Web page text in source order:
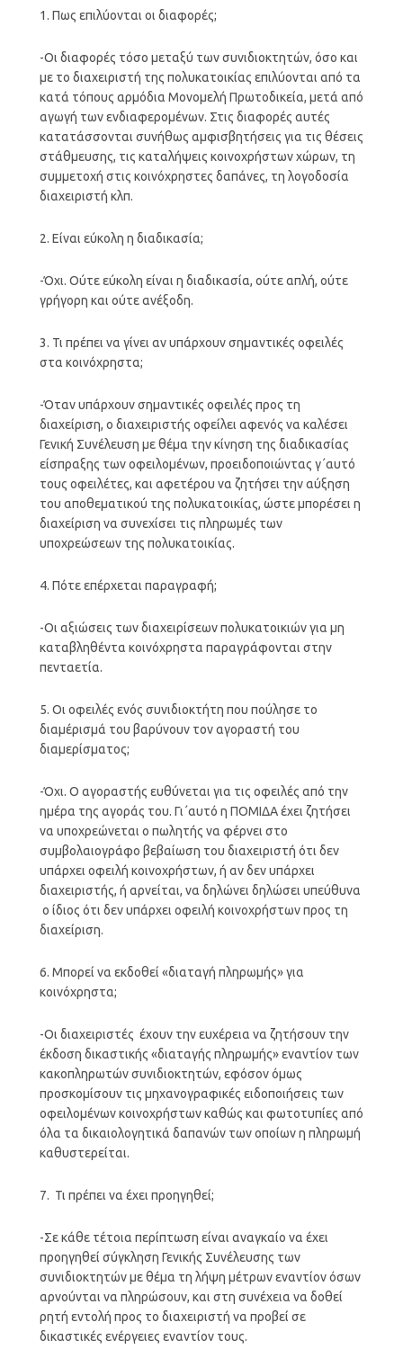
1. Πως επιλύονται οι διαφορές;
-Οι διαφορές τόσο μεταξύ των συνιδιοκτητών, όσο και
με το διαχειριστή της πολυκατοικίας επιλύονται από τα
κατά τόπους αρμόδια Μονομελή Πρωτοδικεία, μετά από
αγωγή των ενδιαφερομένων. Στις διαφορές αυτές
κατατάσσονται συνήθως αμφισβητήσεις για τις θέσεις
στάθμευσης, τις καταλήψεις κοινοχρήστων χώρων, τη
συμμετοχή στις κοινόχρηστες δαπάνες, τη λογοδοσία
διαχειριστή κλπ.
2. Είναι εύκολη η διαδικασία;
-Όχι. Ούτε εύκολη είναι η διαδικασία, ούτε απλή, ούτε
γρήγορη και ούτε ανέξοδη.
3. Τι πρέπει να γίνει αν υπάρχουν σημαντικές οφειλές
στα κοινόχρηστα;
-Όταν υπάρχουν σημαντικές οφειλές προς τη
διαχείριση, ο διαχειριστής οφείλει αφενός να καλέσει
Γενική Συνέλευση με θέμα την κίνηση της διαδικασίας
είσπραξης των οφειλομένων, προειδοποιώντας γ΄αυτό
τους οφειλέτες, και αφετέρου να ζητήσει την αύξηση
του αποθεματικού της πολυκατοικίας, ώστε μπορέσει η
διαχείριση να συνεχίσει τις πληρωμές των
υποχρεώσεων της πολυκατοικίας.
4. Πότε επέρχεται παραγραφή;
-Οι αξιώσεις των διαχειρίσεων πολυκατοικιών για μη
καταβληθέντα κοινόχρηστα παραγράφονται στην
πενταετία.
5. Οι οφειλές ενός συνιδιοκτήτη που πούλησε το
διαμέρισμά του βαρύνουν τον αγοραστή του
διαμερίσματος;
-Όχι. Ο αγοραστής ευθύνεται για τις οφειλές από την
ημέρα της αγοράς του. Γι΄αυτό η ΠΟΜΙΔΑ έχει ζητήσει
να υποχρεώνεται ο πωλητής να φέρνει στο
συμβολαιογράφο βεβαίωση του διαχειριστή ότι δεν
υπάρχει οφειλή κοινοχρήστων, ή αν δεν υπάρχει
διαχειριστής, ή αρνείται, να δηλώνει δηλώσει υπεύθυνα
ο ίδιος ότι δεν υπάρχει οφειλή κοινοχρήστων προς τη
διαχείριση.
6. Μπορεί να εκδοθεί «διαταγή πληρωμής» για
κοινόχρηστα;
-Οι διαχειριστές έχουν την ευχέρεια να ζητήσουν την
έκδοση δικαστικής «διαταγής πληρωμής» εναντίον των
κακοπληρωτών συνιδιοκτητών, εφόσον όμως
προσκομίσουν τις μηχανογραφικές ειδοποιήσεις των
οφειλομένων κοινοχρήστων καθώς και φωτοτυπίες από
όλα τα δικαιολογητικά δαπανών των οποίων η πληρωμή
καθυστερείται.
7. Τι πρέπει να έχει προηγηθεί;
-Σε κάθε τέτοια περίπτωση είναι αναγκαίο να έχει
προηγηθεί σύγκληση Γενικής Συνέλευσης των
συνιδιοκτητών με θέμα τη λήψη μέτρων εναντίον όσων
αρνούνται να πληρώσουν, και στη συνέχεια να δοθεί
ρητή εντολή προς το διαχειριστή να προβεί σε
δικαστικές ενέργειες εναντίον τους.